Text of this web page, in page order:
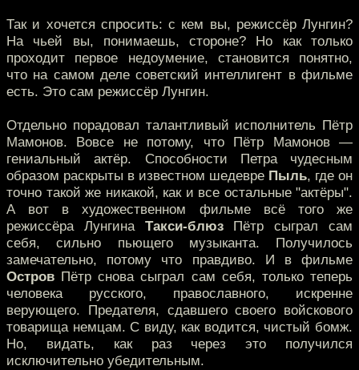
Так и хочется спросить: с кем вы, режиссёр Лунгин?
На чьей вы, понимаешь, стороне? Но как только
проходит первое недоумение, становится понятно,
что на самом деле советский интеллигент в фильме
есть. Это сам режиссёр Лунгин.
Отдельно порадовал талантливый исполнитель Пётр
Мамонов. Вовсе не потому, что Пётр Мамонов —
гениальный актёр. Способности Петра чудесным
образом раскрыты в известном шедевре Пыль, где он
точно такой же никакой, как и все остальные "актёры".
А вот в художественном фильме всё того же
режиссёра Лунгина Такси-блюзПётр сыграл сам
себя, сильно пьющего музыканта. Получилось
замечательно, потому что правдиво. И в фильме
Остров Пётр снова сыграл сам себя, только теперь
человека русского, православного, искренне
верующего. Предателя, сдавшего своего войскового
товарища немцам. C виду, как водится, чистый бомж.
Но, видать, как раз через это получился
исключительно убедительным.